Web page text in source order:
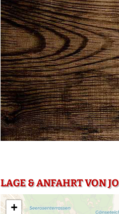
LAGE & ANFAHRT VON
+